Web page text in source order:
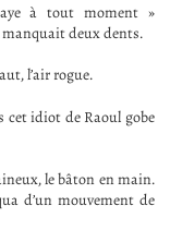
à tout moment »
deux dents.
l’air rogue.
cet idiot de Raoul gobe
le bâton en main.
d’un mouvement de